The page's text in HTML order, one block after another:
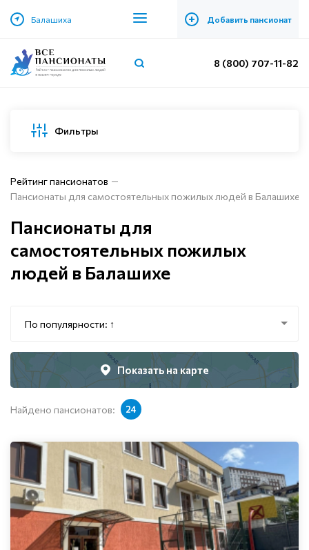
Балашиха + Добавить пансионат
8 (800) 707-11-82
Фильтры
Рейтинг пансионатов
Пансионаты для самостоятельных пожилых людей в Балашихе
Пансионаты для
самостоятельных пожилых
людей в Балашихе
По популярности: ↑
Показать на карте
Найдено пансионатов: 24